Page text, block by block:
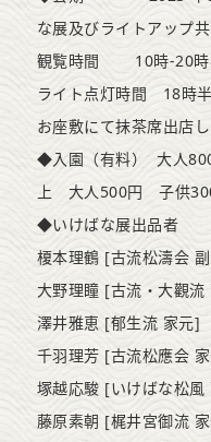
な展及びライトアップ共
観覧時間 10時-20時
ライト点灯時間 18時
お座敷にて抹茶席出店
◆入園（有料） 大人
上 大人500円 子供
◆いけばな展出品者
榎本理鶴 [古流松濤会
大野理瞳 [古流・大觀流
澤井雅恵 [郁生流 家元]
千羽理芳 [古流松應会
塚越応駿 [いけばな松風
藤原素朝 [梶井宮御流